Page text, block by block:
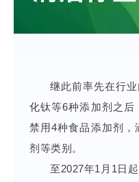
继此前率先在行
化钛等6种添加剂之后
禁用4种食品添加剂，
剂等类别。
至2027年1月1日